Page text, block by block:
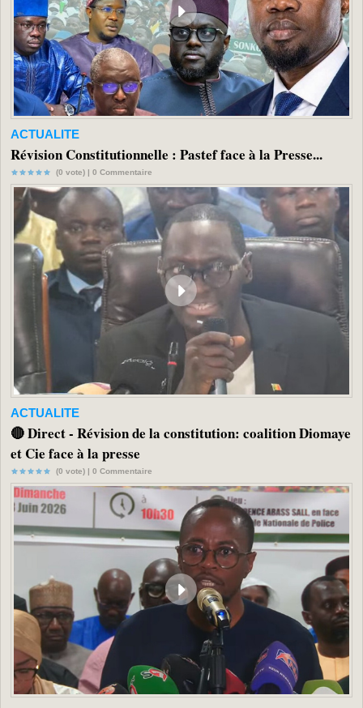
ACTUALITE
Révision Constitutionnelle : Pastef face à la Presse...
(0 vote) | 0 Commentaire
ACTUALITE
🔴 Direct - Révision de la constitution: coalition Diomaye
et Cie face à la presse
(0 vote) | 0 Commentaire